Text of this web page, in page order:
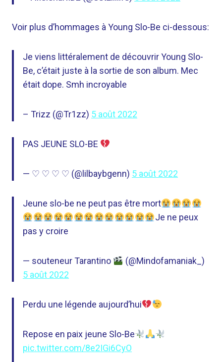
Voir plus d’hommages à Young Slo-Be ci-dessous:
Je viens littéralement de découvrir Young Slo-
Be, c’était juste à la sortie de son album. Mec
était dope. Smh incroyable
– Trizz (@Tr1zz) 5 août 2022
PAS JEUNE SLO-BE
— ♡ ♡ ♡ ♡ (@lilbaybgenn) 5 août 2022
Jeune slo-be ne peut pas être mort
Je ne peux
pas y croire
— souteneur Tarantino
(@Mindofamaniak_)
5 août 2022
Perdu une légende aujourd’hui
Repose en paix jeune Slo-Be
pic.twitter.com/8e2IGi6CyO